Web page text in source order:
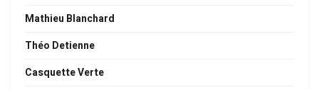
Mathieu Blanchard
Théo Detienne
Casquette Verte